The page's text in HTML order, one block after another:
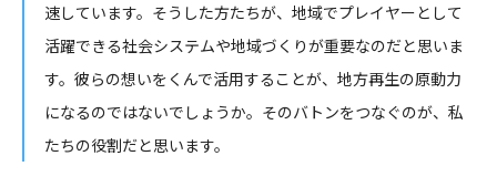
速しています。そうした方たちが、地域でプレイヤーとして
活躍できる社会システムや地域づくりが重要なのだと思いま
す。彼らの想いをくんで活用することが、地方再生の原動力
になるのではないでしょうか。そのバトンをつなぐのが、私
たちの役割だと思います。